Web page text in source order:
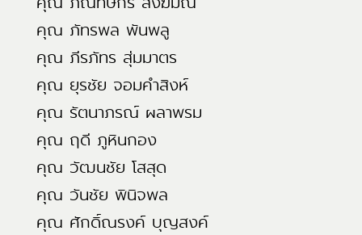
คุณ ภัทรพล พันพลู
คุณ ภีรภัทร สุ่มมาตร
คุณ ยุรชัย จอมคำสิงห์
คุณ รัตนาภรณ์ ผลาพรม
คุณ ฤดี ภูหินกอง
คุณ วัฒนชัย โสสุด
คุณ วันชัย พินิจพล
คุณ ศักดิ์ณรงค์ บุญสงค์